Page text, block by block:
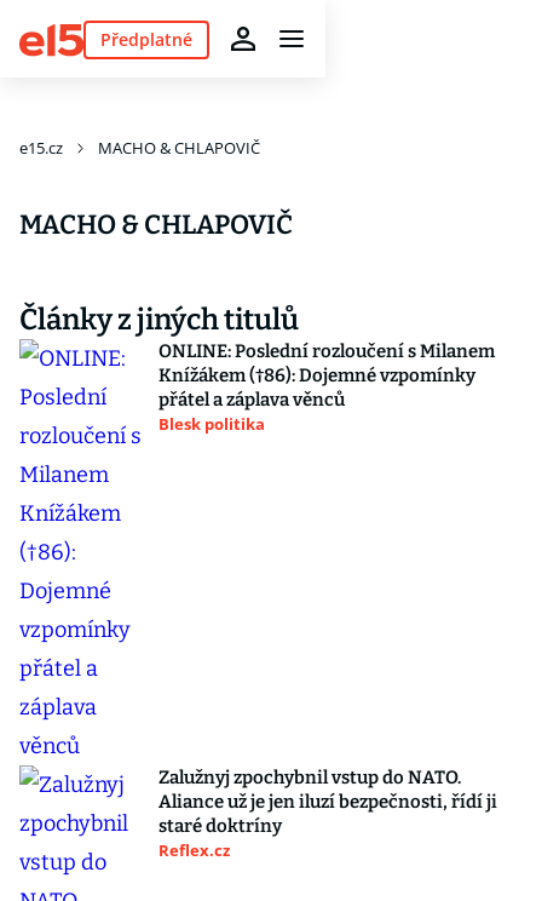
Předplatné
e15.cz MACHO & CHLAPOVIČ
MACHO & CHLAPOVIČ
Články z jiných titulů
ONLINE: Poslední rozloučení s Milanem
Knížákem (†86): Dojemné vzpomínky
přátel a záplava věnců
Blesk politika
Zalužnyj zpochybnil vstup do NATO.
Aliance už je jen iluzí bezpečnosti, řídí ji
staré doktríny
Reflex.cz